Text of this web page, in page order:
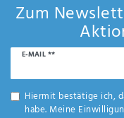
Zum
E-MAIL **
Newsletter
Hiermit bestätige ich,
habe. Meine